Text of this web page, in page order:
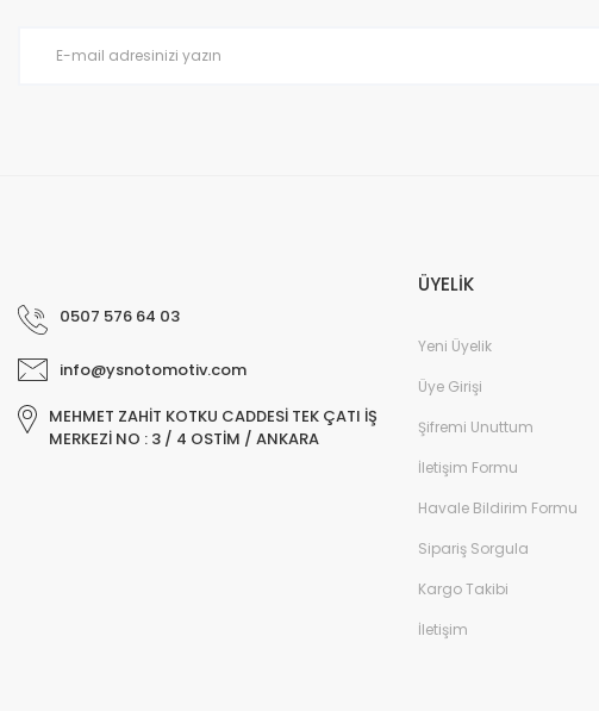
0507 576 64 03
info@ysnotomotiv.com
MEHMET ZAHİT KOTKU CADDESİ TEK ÇATI İŞ
MERKEZİ NO : 3 / 4 OSTİM / ANKARA
ÜYELİK
Yeni Üyelik
Üye Girişi
Şifremi Unuttum
İletişim Formu
Havale Bildirim Formu
Sipariş Sorgula
Kargo Takibi
İletişim